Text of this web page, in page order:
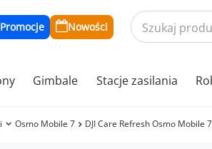
Promocje Nowości
Gimbale Stacje zasilania
Osmo Mobile 7 DJI Care Refresh Osmo Mobile